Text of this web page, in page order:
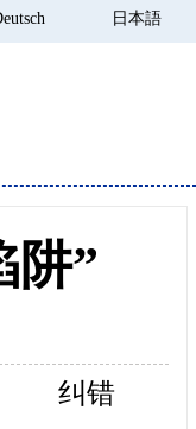
日本語
阱”
纠错